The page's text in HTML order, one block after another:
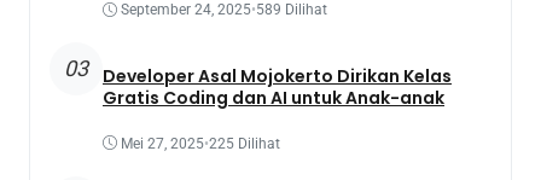
September 24, 2025•589 Dilihat
03
Developer Asal Mojokerto Dirikan Kelas
Gratis Coding dan AI untuk Anak-anak
Mei 27, 2025•225 Dilihat